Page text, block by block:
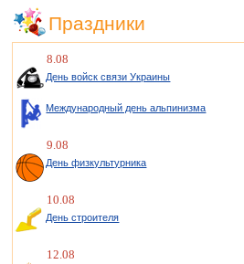
Праздники
8.08
День войск связи Украины
Международный день альпинизма
9.08
День физкультурника
10.08
День строителя
12.08